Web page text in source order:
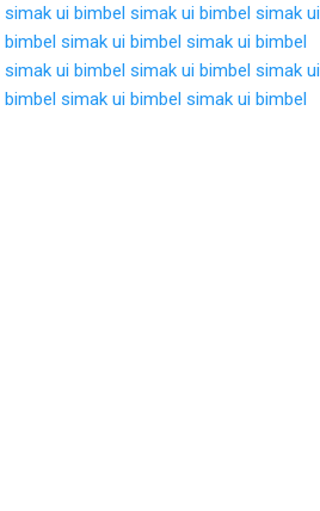
simak ui bimbel simak ui bimbel simak ui
bimbel simak ui bimbel simak ui bimbel
simak ui bimbel simak ui bimbel simak ui
bimbel simak ui bimbel simak ui bimbel